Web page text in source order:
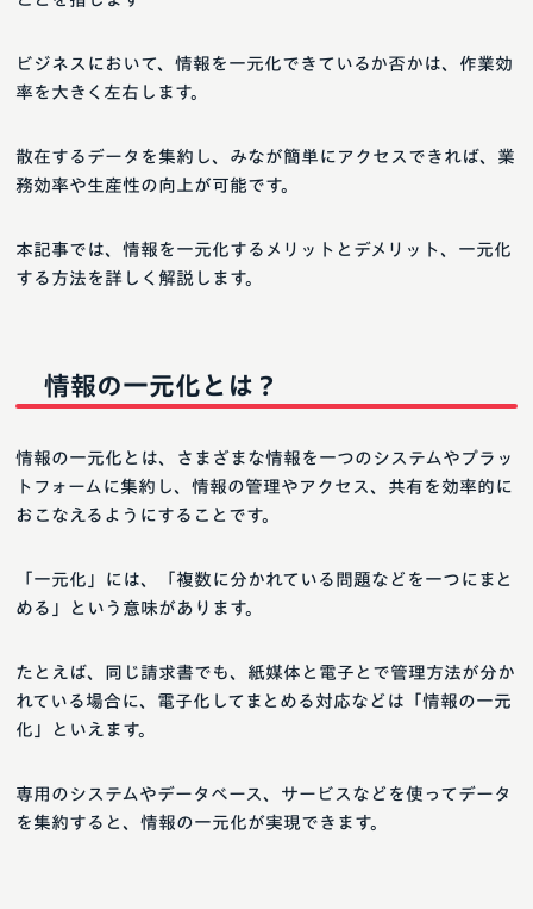
ビジネスにおいて、情報を一元化できているか否かは、作業効
率を大きく左右します。
散在するデータを集約し、みなが簡単にアクセスできれば、業
務効率や生産性の向上が可能です。
本記事では、情報を一元化するメリットとデメリット、一元化
する方法を詳しく解説します。
情報の一元化とは？
情報の一元化とは、さまざまな情報を一つのシステムやプラッ
トフォームに集約し、情報の管理やアクセス、共有を効率的に
おこなえるようにすることです。
「一元化」には、「複数に分かれている問題などを一つにまと
める」という意味があります。
たとえば、同じ請求書でも、紙媒体と電子とで管理方法が分か
れている場合に、電子化してまとめる対応などは「情報の一元
化」といえます。
専用のシステムやデータベース、サービスなどを使ってデータ
を集約すると、情報の一元化が実現できます。